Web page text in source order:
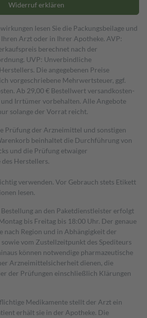
Widerruf erklären
lesen Sie die Packungsbeilage und
Arzt oder in Ihrer Apotheke. AVP:
berechnet nach der
UVP: Unverbindliche
Die angegebenen Preise
vorgeschriebene Mehrwertsteuer, ggf.
Ab 29,00 € Bestell­wert versand­kosten­
Irrtümer vorbehalten. Alle Angebote
solange der Vorrat reicht.
Prüfung der Arzneimittel und sonstigen
beinhaltet die Durchführung von
und die Prüfung etwaiger
Herstellers.
verwenden. Vor Gebrauch stets Etikett
lesen.
an den Paketdienstleister erfolgt
bis Freitag bis 18:00 Uhr. Der genaue
nach Region und in Abhängigkeit der
vom Zustellzeitpunkt des Spediteurs
können notwendige pharmazeutische
Arzneimittelsicherheit dienen, die
der Prüfungen einschließlich Klärungen
Medikamente stellt der Arzt ein
erhält sie in der Apotheke. Die